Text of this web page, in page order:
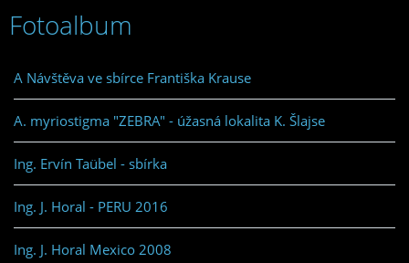
Fotoalbum
A Návštěva ve sbírce Františka Krause
A. myriostigma "ZEBRA" - úžasná lokalita K. Šlajse
Ing. Ervín Taübel - sbírka
Ing. J. Horal - PERU 2016
Ing. J. Horal Mexico 2008